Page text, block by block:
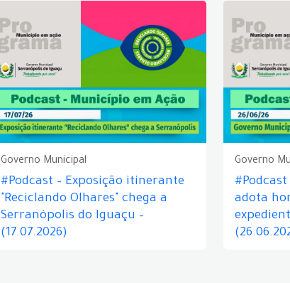
Governo Municipal
#Podcast – Exposição itinerante
"Reciclando Olhares" chega a
Serranópolis do Iguaçu –
(17.07.2026)
Governo
adota